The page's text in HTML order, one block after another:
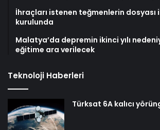
İhraçları istenen teğmenlerin dosyası
kurulunda
Malatya’da depremin ikinci yılı
eğitime ara verilecek
Teknoloji Haberleri
Türksat 6A kalıcı